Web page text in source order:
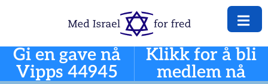
Gi en gave nå
Vipps 44945
Klikk for å bli
medlem nå